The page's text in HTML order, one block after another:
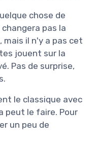
chose de
pas la
mais il n'y a pas cet
jouent sur la
Pas de surprise,
le classique avec
peut le faire. Pour
un peu de